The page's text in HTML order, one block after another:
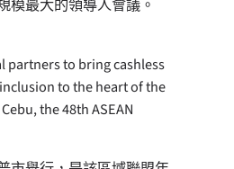
模最大的領導人會議。
partners to bring cashless
to the heart of the
the 48th ASEAN